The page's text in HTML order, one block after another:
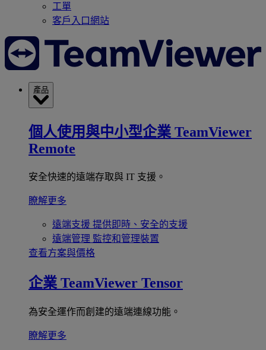
工單
客戶入口網站
產品
個人使用與中小型企業 TeamViewer
Remote
安全快速的遠端存取與 IT 支援。
瞭解更多
遠端支援 提供即時、安全的支援
遠端管理 監控和管理裝置
查看方案與價格
企業 TeamViewer Tensor
為安全運作而創建的遠端連線功能。
瞭解更多